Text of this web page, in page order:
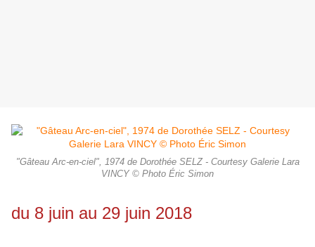
"Gâteau Arc-en-ciel", 1974 de Dorothée SELZ - Courtesy Galerie Lara
VINCY © Photo Éric Simon
du 8 juin au 29 juin 2018